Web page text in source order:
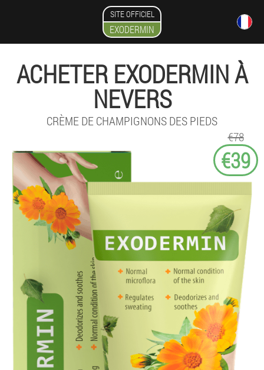
SITE OFFICIEL
EXODERMIN
ACHETER EXODERMIN À
NEVERS
CRÈME DE CHAMPIGNONS DES PIEDS
€78
€39